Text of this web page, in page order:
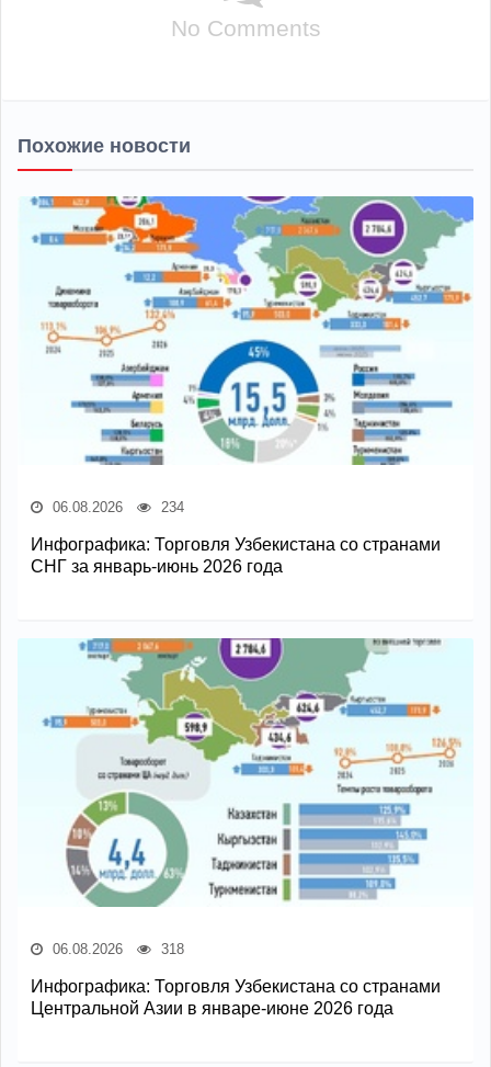
No Comments
Похожие новости
06.08.2026 234
Инфографика: Торговля Узбекистана со странами
СНГ за январь-июнь 2026 года
06.08.2026 318
Инфографика: Торговля Узбекистана со странами
Центральной Азии в январе-июне 2026 года